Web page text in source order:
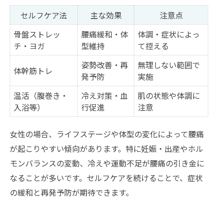
セルフケア法 主な効果
注意点
骨盤ストレッ
チ・ヨガ
腰痛緩和・体
型維持
体調・症状によっ
て控える
体幹筋トレ
姿勢改善・再
発予防
無理しない範囲で
実施
温活（腹巻き・
入浴等）
冷え対策・血
行促進
肌の状態や体調に
注意
女性の場合、ライフステージや体型の変化によって腰痛
が起こりやすい傾向があります。特に妊娠・出産やホル
モンバランスの変動、冷えや運動不足が腰痛の引き金に
なることが多いです。セルフケアを続けることで、症状
の緩和と再発予防が期待できます。